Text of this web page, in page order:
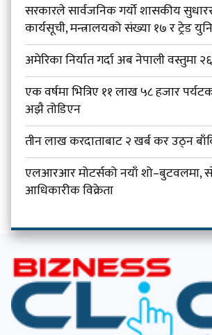
सरकारले सार्वजनिक गर्यो शासकीय
कार्यसूची, मन्त्रालयको संख्या १७ र ट्रेड
अमेरिका निर्यात गर्दा अब नेपाली वस्तुमा
एक वर्षमा भित्रिए ११ लाख ५८ हजार
अझै तोडिएन
तीन लाख करदाताबाट २ खर्ब कर उठ्न
एलआरआर मोटर्सको नयाँ शो–बुटवलमा,
आधिकारीक विक्रेता